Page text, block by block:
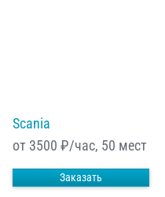
Scania
от 3500 ₽/час, 50 мест
Заказать